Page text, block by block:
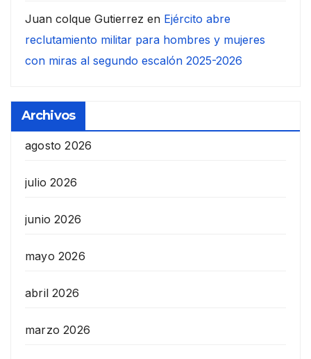
Juan colque Gutierrez en Ejército abre
reclutamiento militar para hombres y mujeres
con miras al segundo escalón 2025-2026
Archivos
agosto 2026
julio 2026
junio 2026
mayo 2026
abril 2026
marzo 2026